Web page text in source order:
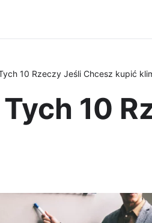
10 Rzeczy Jeśli Chcesz kupić
10